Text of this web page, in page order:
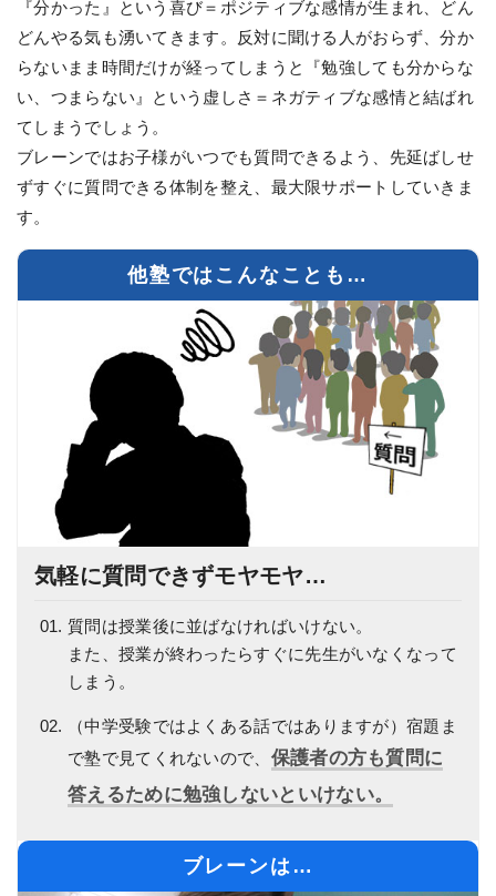
『分かった』という喜び＝ポジティブな感情が生まれ、どん
どんやる気も湧いてきます。反対に聞ける人がおらず、分か
らないまま時間だけが経ってしまうと『勉強しても分からな
い、つまらない』という虚しさ＝ネガティブな感情と結ばれ
てしまうでしょう。
ブレーンではお子様がいつでも質問できるよう、先延ばしせ
ずすぐに質問できる体制を整え、最大限サポートしていきま
す。
他塾ではこんなことも…
気軽に質問できずモヤモヤ…
質問は授業後に並ばなければいけない。
また、授業が終わったらすぐに先生がいなくなって
しまう。
（中学受験ではよくある話ではありますが）宿題ま
で塾で見てくれないので、 保護者の方も質問に
答えるために勉強しないといけない。
ブレーンは…